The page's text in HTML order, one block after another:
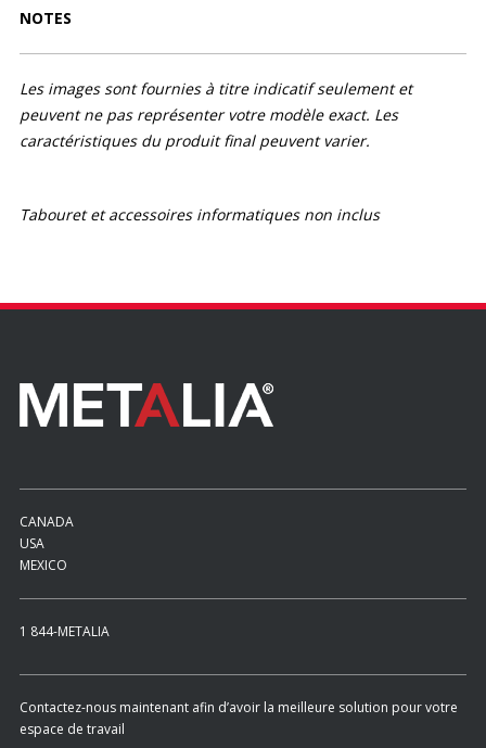
NOTES
Les images sont fournies à titre indicatif seulement et
peuvent ne pas représenter votre modèle exact. Les
caractéristiques du produit final peuvent varier.
Tabouret et accessoires informatiques non inclus
CANADA
USA
MEXICO
1 844-METALIA
Contactez-nous maintenant afin d’avoir la meilleure solution pour votre
espace de travail